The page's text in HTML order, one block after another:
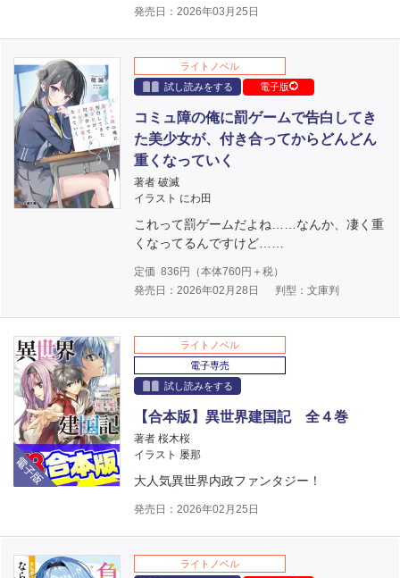
発売日：2026年03月25日
ライトノベル
試し読みをする
電子版
コミュ障の俺に罰ゲームで告白してき
た美少女が、付き合ってからどんどん
重くなっていく
著者 破滅
イラスト にわ田
これって罰ゲームだよね……なんか、凄く重
くなってるんですけど……
定価 836 円（本体760円＋税）
発売日：2026年02月28日
判型：文庫判
電子版
ライトノベル
電子専売
試し読みをする
【合本版】異世界建国記 全４巻
著者 桜木桜
イラスト 屡那
大人気異世界内政ファンタジー！
発売日：2026年02月25日
ライトノベル